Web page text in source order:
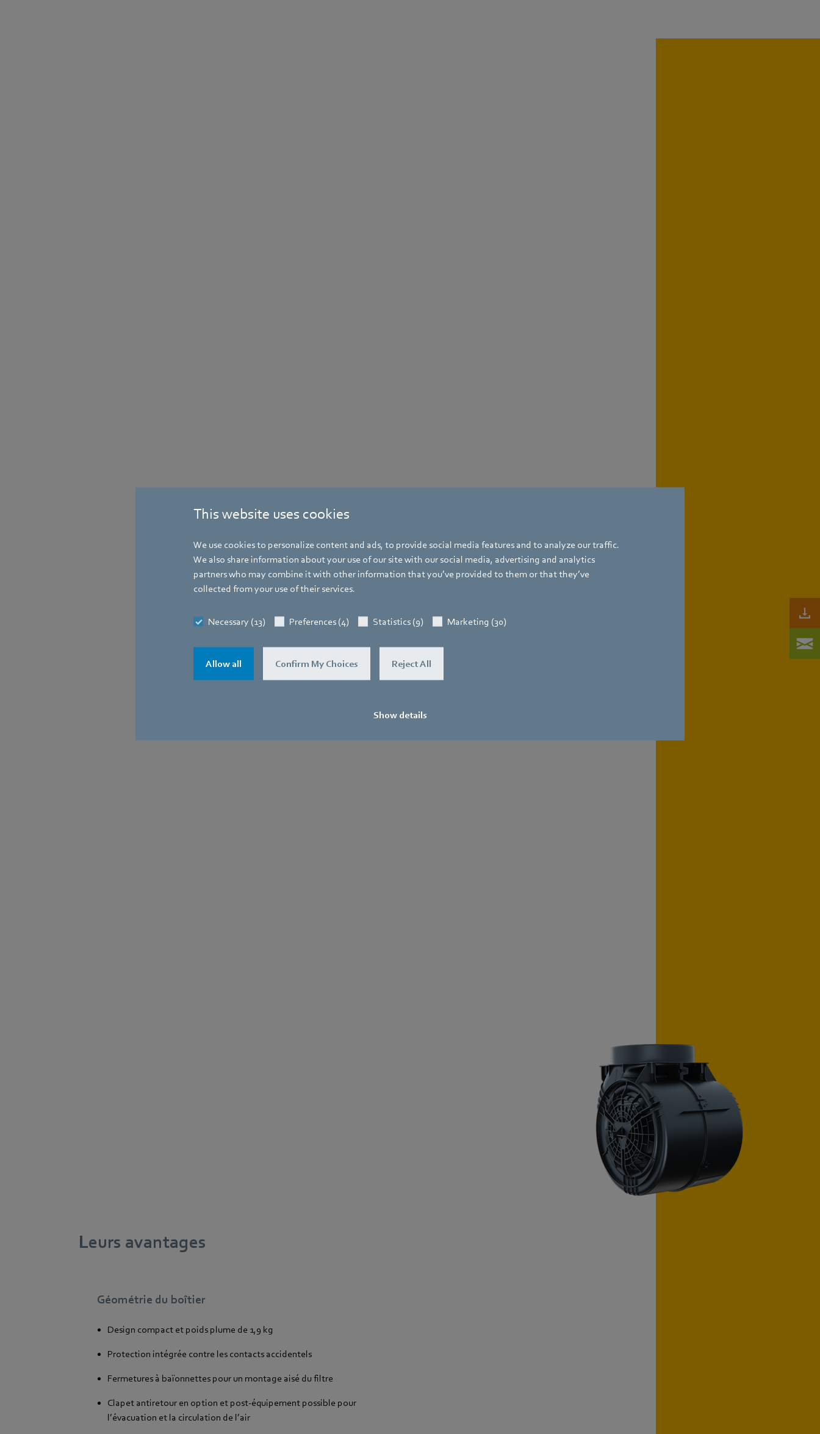
This website uses cookies
We use cookies to personalize content and ads, to provide social media features and to analyze our traffic.
We also share information about your use of our site with our social media, advertising and analytics
partners who may combine it with other information that you’ve provided to them or that they’ve
collected from your use of their services.
Necessary (13) Preferences (4) Statistics (9) Marketing (30)
Allow all Confirm My Choices Reject All
Show details
Leurs avantages
Géométrie du boîtier
Design compact et poids plume de 1,9 kg
Protection intégrée contre les contacts accidentels
Fermetures à baïonnettes pour un montage aisé du filtre
Clapet antiretour en option et post-équipement possible pour
l’évacuation et la circulation de l’air